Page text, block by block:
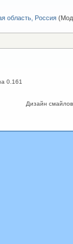
область, Россия
Дизайн
0.161